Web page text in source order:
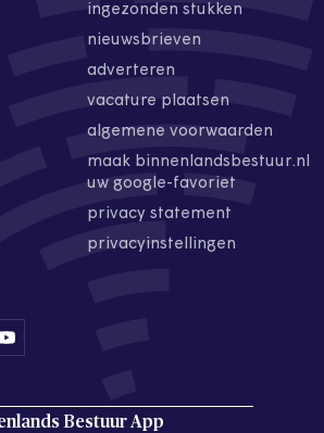
ingezonden stukken
nieuwsbrieven
adverteren
vacature plaatsen
algemene voorwaarden
maak binnenlandsbestuur.nl
uw google-favoriet
privacy statement
privacyinstellingen
Bestuur App